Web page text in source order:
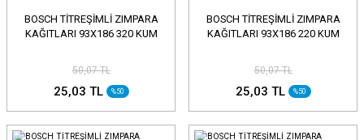
BOSCH TİTREŞİMLİ ZIMPARA
KAĞITLARI 93X186 320 KUM
50,07 TL
25,03 TL %50
BOSCH TİTREŞİMLİ ZIMPARA
KAĞITLARI 93X186 220 KUM
50,07 TL
25,03 TL %50